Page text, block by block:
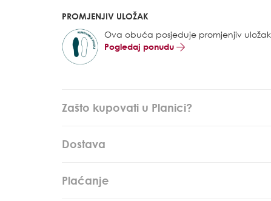
PROMJENJIV ULOŽAK
Ova obuća posjeduje promjenjiv
Pogledaj ponudu
Zašto kupovati u Planici?
Dostava
Plaćanje